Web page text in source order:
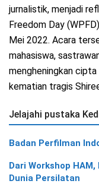
jurnalistik, menjadi
Freedom Day
Mei 2022. Acara
mahasiswa,
mengheningkan
kematian tragis
Jelajahi pustaka
Badan Perfilman
Dari Workshop
Dunia Persilatan